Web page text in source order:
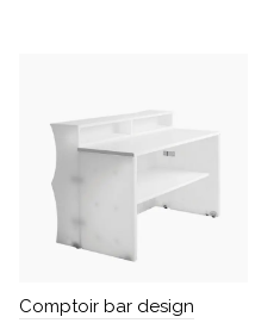
Comptoir bar design